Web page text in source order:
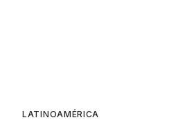
LATINOAMÉRICA